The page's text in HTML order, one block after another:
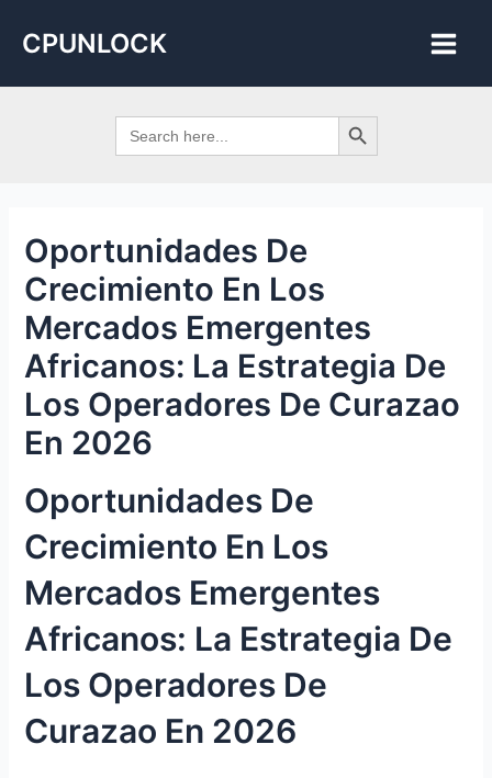
CPUNLOCK
Menu
Search
for:
Search Button
Oportunidades De
Crecimiento En Los
Mercados Emergentes
Africanos: La Estrategia De
Los Operadores De Curazao
En 2026
Oportunidades De
Crecimiento En Los
Mercados Emergentes
Africanos: La Estrategia De
Los Operadores De
Curazao En 2026
navigation